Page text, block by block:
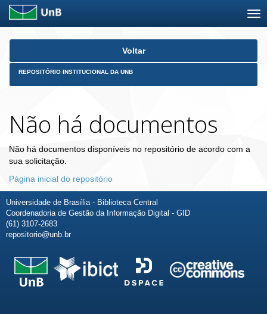
Skip
Voltar
REPOSITÓRIO INSTITUCIONAL DA UNB
Não há documentos
Não há documentos disponíveis no repositório de acordo com a
sua solicitação.
Página inicial do repositório
Universidade de Brasília - Biblioteca Central
Coordenadoria de Gestão da Informação Digital - GID
(61) 3107-2683
repositorio@unb.br